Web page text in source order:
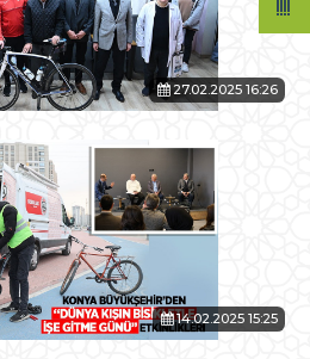
27.02.2025 16:26
14.02.2025 15:25